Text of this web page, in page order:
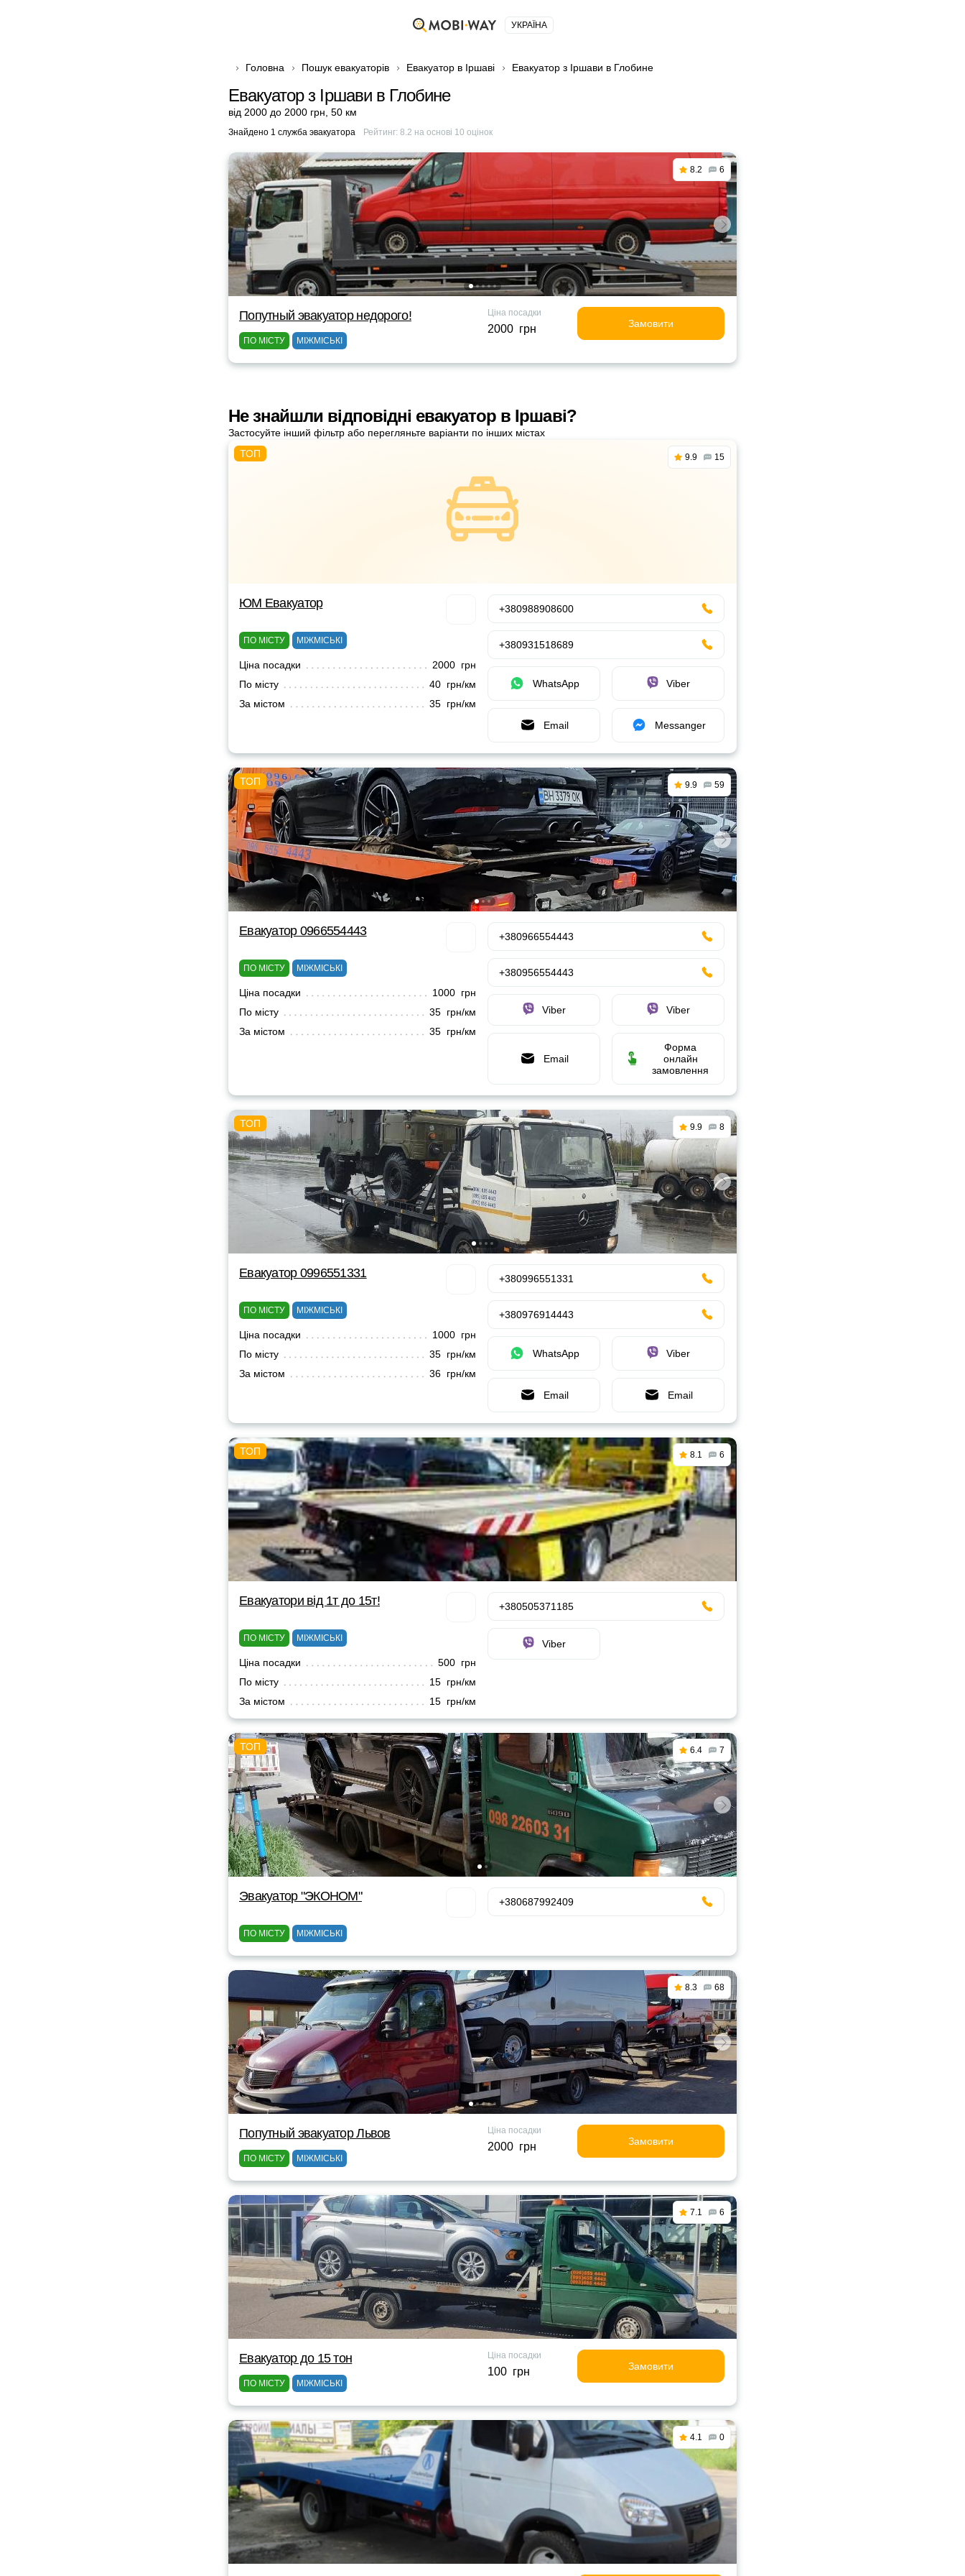
УКРАЇНА
Головна Пошук евакуаторів Евакуатор в Іршаві Евакуатор з Іршави в Глобине
Евакуатор з Іршави в Глобине
від 2000 до 2000 грн 50 км
Знайдено 1 служба эвакуатора Рейтинг: 8.2 на основі 10 оцінок
8.2 6
Попутный эвакуатор недорого!
ПО МІСТУ МІЖМІСЬКІ
Ціна посадки
2000 грн Замовити
Не знайшли відповідні евакуатор в Іршаві?
Застосуйте інший фільтр або перегляньте варіанти по інших містах
9.9 15
ЮМ Евакуатор
ПО МІСТУ МІЖМІСЬКІ
Ціна посадки
2000 грн
По місту
40 грн/км
За містом
35 грн/км
+380988908600
+380931518689
WhatsApp Viber
Email Messanger
9.9 59
Евакуатор 0966554443
ПО МІСТУ МІЖМІСЬКІ
Ціна посадки
1000 грн
По місту
35 грн/км
За містом
35 грн/км
+380966554443
+380956554443
Viber Viber
Email
Форма
онлайн
замовлення
9.9 8
Евакуатор 0996551331
ПО МІСТУ МІЖМІСЬКІ
Ціна посадки
1000 грн
По місту
35 грн/км
За містом
36 грн/км
+380996551331
+380976914443
WhatsApp Viber
Email Email
8.1 6
Евакуатори від 1т до 15т!
ПО МІСТУ МІЖМІСЬКІ
Ціна посадки
500 грн
По місту
15 грн/км
За містом
15 грн/км
+380505371185
Viber
6.4 7
Эвакуатор "ЭКОНОМ"
ПО МІСТУ МІЖМІСЬКІ
+380687992409
8.3 68
Попутный эвакуатор Львов
ПО МІСТУ МІЖМІСЬКІ
Ціна посадки
2000 грн Замовити
7.1 6
Евакуатор до 15 тон
ПО МІСТУ МІЖМІСЬКІ
Ціна посадки
100 грн Замовити
4.1 0